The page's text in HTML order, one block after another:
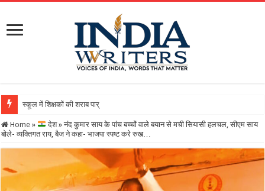
स्कूल में शिक्षकों की शराब पार्टी का वीडियो वायरल, DEO ने
Home » देश » नंद कुमार साय के पांच बच्चों वाले बयान से मची सियासी हलचल, सीएम साय
बोले- व्यक्तिगत राय, बैज ने कहा- भाजपा स्पष्ट करे रुख…